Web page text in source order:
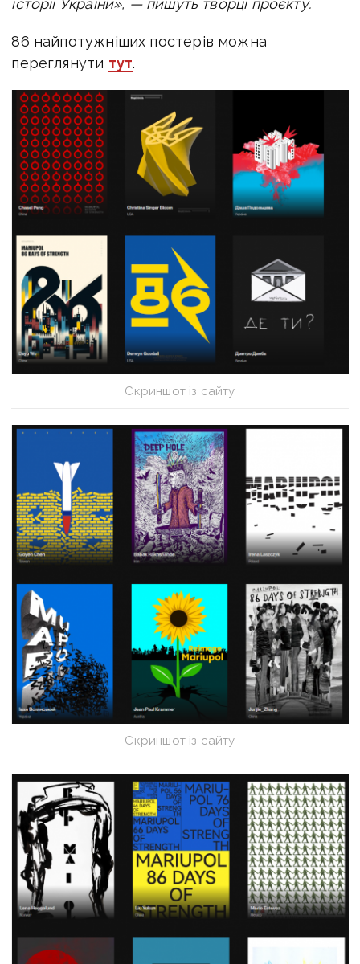
історії України», — пишуть творці проєкту.
86 найпотужніших постерів можна
переглянути тут.
Скриншот із сайту
Скриншот із сайту